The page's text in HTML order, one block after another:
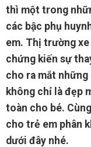
thì một trong
các bậc phụ
em. Thị trường
chứng kiến sự
cho ra mắt
không chỉ là đẹp
toàn cho bé.
cho trẻ em phân
dưới đây nhé.